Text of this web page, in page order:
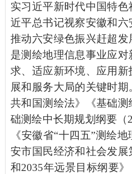
实习近平新时代中国特色
近平总书记视察安徽和六
推动六安绿色振兴赶超
是测绘地理信息事业应
求、适应新环境、应用
展和服务大局的关键时
共和国测绘法》《基础
础测绘中长期规划纲要（
《安徽省“十四五”测绘
安市国民经济和社会发展
和2035年远景目标纲要